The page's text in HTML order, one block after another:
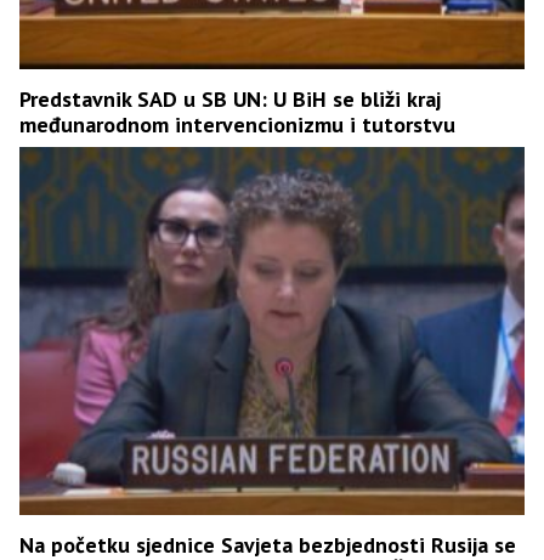
Predstavnik SAD u SB UN: U BiH se bliži kraj
međunarodnom intervencionizmu i tutorstvu
Na početku sjednice Savjeta bezbjednosti Rusija se